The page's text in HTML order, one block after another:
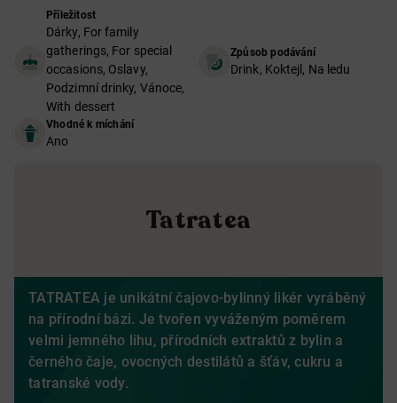
Příležitost
Dárky, For family
gatherings, For special
occasions, Oslavy,
Podzimní drinky, Vánoce,
With dessert
Způsob podávání
Drink, Koktejl, Na ledu
Vhodné k míchání
Ano
Tatratea
TATRATEA je unikátní čajovo-bylinný likér vyráběný
na přírodní bázi. Je tvořen vyváženým poměrem
velmi jemného lihu, přírodních extraktů z bylin a
černého čaje, ovocných destilátů a šťáv, cukru a
tatranské vody.